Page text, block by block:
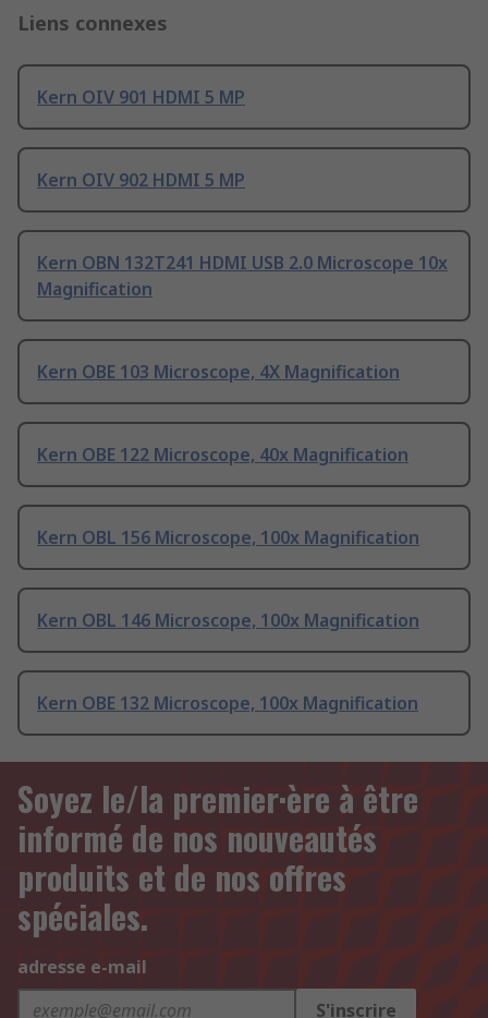
Liens connexes
Kern OIV 901 HDMI 5 MP
Kern OIV 902 HDMI 5 MP
Kern OBN 132T241 HDMI USB 2.0 Microscope 10x
Magnification
Kern OBE 103 Microscope, 4X Magnification
Kern OBE 122 Microscope, 40x Magnification
Kern OBL 156 Microscope, 100x Magnification
Kern OBL 146 Microscope, 100x Magnification
Kern OBE 132 Microscope, 100x Magnification
Soyez le/la premier·ère à être
informé de nos nouveautés
produits et de nos offres
spéciales.
adresse e-mail
S'inscrire